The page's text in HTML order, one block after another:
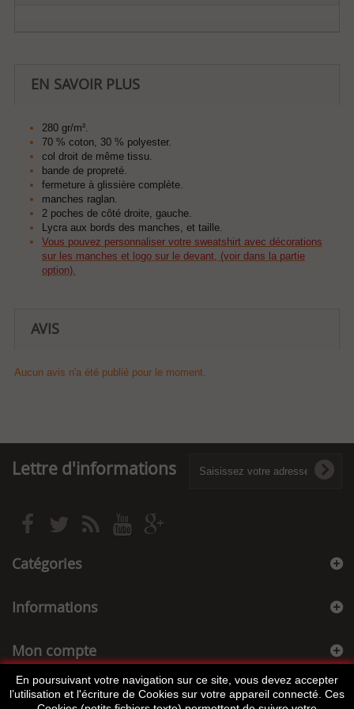
EN SAVOIR PLUS
280 gr/m².
70 % coton, 30 % polyester.
col droit de même tissu.
bande de propreté.
fermeture à glissière complète.
manches raglan.
2 poches de côté droite, gauche.
Lycra aux bords des manches, et taille.
Vous pouvez personnaliser votre sweatshirt avec décorations
sur les manches et logo sur le devant, (voir dans la partie
option).
AVIS
Aucun avis n'a été publié pour le moment.
Lettre d'informations
Catégories
Informations
Mon compte
Informations sur votre boutique
En poursuivant votre navigation sur ce site, vous devez accepter
l’utilisation et l'écriture de Cookies sur votre appareil connecté. Ces